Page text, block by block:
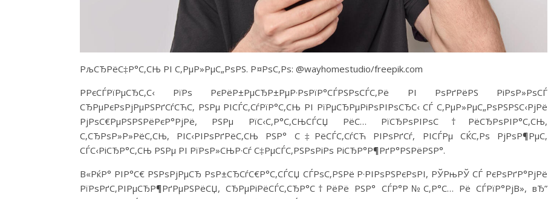
РљСЂРёС‡Р°С‚СЊ РІ С‚РµР»РµС„РѕРЅ. Р¤РѕС‚Рѕ: @wayhomestudio/freepik.com
Р­РєСЃРїРµСЂС‚С‹ РїРѕ РєРёР±РµСЂР±РµР·РѕРїР°СЃРЅРѕСЃС‚Рё РІ РѕРґРёРЅ РіРѕР»РѕСЃ
СЂРµРєРѕРјРµРЅРґСѓСЋС‚ РЅРµ РІСЃС‚СѓРїР°С‚СЊ РІ РїРµСЂРµРіРѕРІРѕСЂС‹ СЃ С‚РµР»РµС„РѕРЅРЅС‹РјРё
РјРѕС€РµРЅРЅРёРєР°РјРё, РЅРµ РїС‹С‚Р°С‚СЊСЃСЏ РёС… РїСЂРѕРІРѕС†РёСЂРѕРІР°С‚СЊ,
С‚СЂРѕР»Р»РёС‚СЊ, РІС‹РІРѕРґРёС‚СЊ РЅР° С‡РёСЃС‚СѓСЋ РІРѕРґСѓ, РІСЃРµ СЌС‚Рѕ РјРѕР¶РµС‚
СЃС‹РіСЂР°С‚СЊ РЅРµ РІ РїРѕР»СЊР·Сѓ С‡РµСЃС‚РЅРѕРіРѕ РіСЂР°Р¶РґР°РЅРёРЅР°.
В«РќР° РІР°С€ РЅРѕРјРµСЂ РѕР±СЂСѓС€Р°С‚СЃСЏ СЃРѕС‚РЅРё Р·РІРѕРЅРєРѕРІ, РЎРњРЎ СЃ РєРѕРґР°РјРё
РїРѕРґС‚РІРµСЂР¶РґРµРЅРёСЏ, СЂРµРіРёСЃС‚СЂР°С†РёРё РЅР° СЃР°Р№С‚Р°С… Рё СЃРїР°РјВ», вЂ”